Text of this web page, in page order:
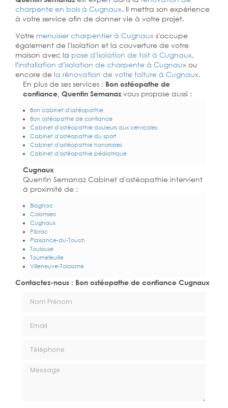
charpente en bois à Cugnaux. Il mettra son expérience
à votre service afin de donner vie à votre projet.
Votre menuisier charpentier à Cugnaux s'occupe
également de l'isolation et la couverture de votre
maison avec la pose d'isolation de toit à Cugnaux,
l'installation d'isolation de charpente à Cugnaux ou
encore de la rénovation de votre toiture à Cugnaux.
En plus de ses services : Bon ostéopathe de
confiance, Quentin Semanazvous propose aussi :
Bon cabinet d'ostéopathie
Bon ostéopathe de confiance
Cabinet d'ostéopathie douleurs aux cervicales
Cabinet d'ostéopathie du sport
Cabinet d'ostéopathie honoraires
Cabinet d'ostéopathie pédiatrique
Cugnaux
Quentin Semanaz Cabinet d'ostéopathie intervient
à proximité de :
Blagnac
Colomiers
Cugnaux
Pibrac
Plaisance-du-Touch
Toulouse
Tournefeuille
Villeneuve-Tolosane
Contactez-nous : Bon ostéopathe de confiance Cugnaux
Message